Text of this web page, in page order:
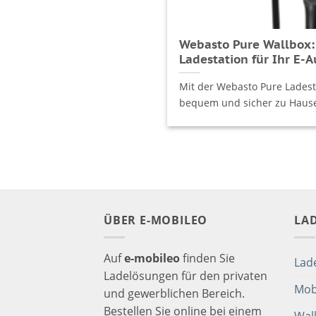
Webasto Pure
Ladestation für Ihr E-
Mit der Webasto Pure
bequem und sicher zu
ÜBER E-MOBILEO
Aufe-mobileofinden Sie
Ladelösungen für den privaten
und gewerblichen Bereich.
Bestellen Sie online bei einem